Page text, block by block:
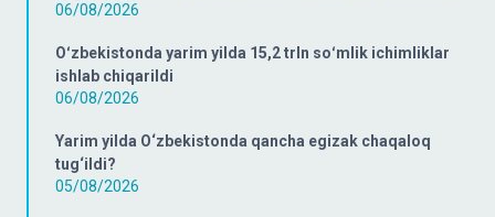
06/08/2026
Oʻzbekistonda yarim yilda 15,2 trln soʻmlik ichimliklar
ishlab chiqarildi
06/08/2026
Yarim yilda O‘zbekistonda qancha egizak chaqaloq
tug‘ildi?
05/08/2026